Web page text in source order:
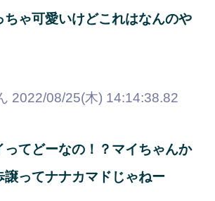
ちゃ可愛いけどこれはなんのや
2022/08/25(木) 14:14:38.82
ってどーなの！？マイちゃんか
譲ってナナカマドじゃねー